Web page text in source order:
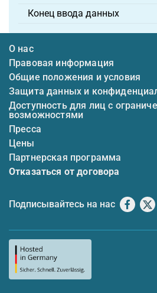
Конец ввода данных
О нас
Правовая информация
Общие положения и условия
Защита данных и
Доступность для лиц с
возможностями
Пресса
Цены
Партнерская программа
Отказаться от договора
Подписывайтесь на нас X